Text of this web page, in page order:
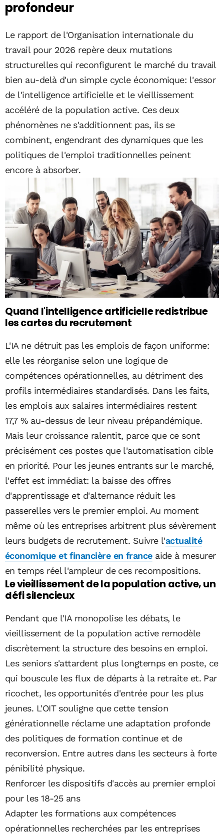
profondeur
Le rapport de l'Organisation internationale du
travail pour 2026 repère deux mutations
structurelles qui reconfigurent le marché du travail
bien au-delà d'un simple cycle économique: l'essor
de l'intelligence artificielle et le vieillissement
accéléré de la population active. Ces deux
phénomènes ne s'additionnent pas, ils se
combinent, engendrant des dynamiques que les
politiques de l'emploi traditionnelles peinent
encore à absorber.
Quand l'intelligence artificielle redistribue
les cartes du recrutement
L'IA ne détruit pas les emplois de façon uniforme:
elle les réorganise selon une logique de
compétences opérationnelles, au détriment des
profils intermédiaires standardisés. Dans les faits,
les emplois aux salaires intermédiaires restent
17,7 % au-dessus de leur niveau prépandémique.
Mais leur croissance ralentit, parce que ce sont
précisément ces postes que l'automatisation cible
en priorité. Pour les jeunes entrants sur le marché,
l'effet est immédiat: la baisse des offres
d'apprentissage et d'alternance réduit les
passerelles vers le premier emploi. Au moment
même où les entreprises arbitrent plus sévèrement
leurs budgets de recrutement. Suivre l'actualité
économique et financière en franceaide à mesurer
en temps réel l'ampleur de ces recompositions.
Le vieillissement de la population active, un
défi silencieux
Pendant que l'IA monopolise les débats, le
vieillissement de la population active remodèle
discrètement la structure des besoins en emploi.
Les seniors s'attardent plus longtemps en poste, ce
qui bouscule les flux de départs à la retraite et. Par
ricochet, les opportunités d'entrée pour les plus
jeunes. L'OIT souligne que cette tension
générationnelle réclame une adaptation profonde
des politiques de formation continue et de
reconversion. Entre autres dans les secteurs à forte
pénibilité physique.
Renforcer les dispositifs d'accès au premier emploi
pour les 18-25 ans
Adapter les formations aux compétences
opérationnelles recherchées par les entreprises